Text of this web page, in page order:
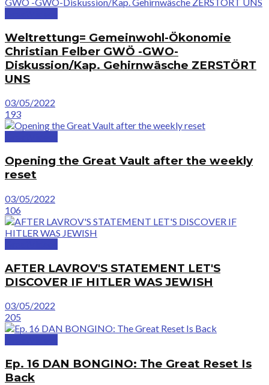
Weltrettung= Gemeinwohl-Ökonomie
Christian Felber GWÖ -GWO-
Diskussion/Kap. Gehirnwäsche ZERSTÖRT
UNS
03/05/2022
193
Opening the Great Vault after the weekly
reset
03/05/2022
106
AFTER LAVROV'S STATEMENT LET'S
DISCOVER IF HITLER WAS JEWISH
03/05/2022
205
Ep. 16 DAN BONGINO: The Great Reset Is
Back